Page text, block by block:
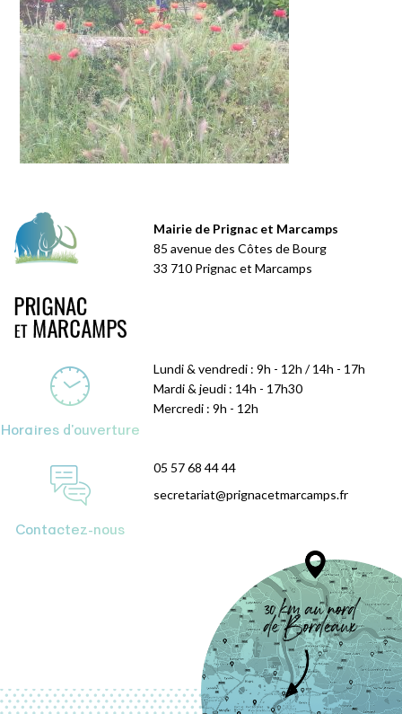
Mairie de Prignac et Marcamps
85 avenue des Côtes de Bourg
33 710 Prignac et Marcamps
Horaires d'ouverture
Lundi & vendredi : 9h - 12h / 14h - 17h
Mardi & jeudi : 14h - 17h30
Mercredi : 9h - 12h
Contactez-nous
05 57 68 44 44
secretariat@prignacetmarcamps.fr